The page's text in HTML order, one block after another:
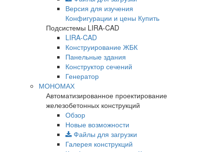
Версия для изучения
Конфигурации и цены Купить
Подсистемы LIRA-CAD
LIRA-CAD
Конструирование ЖБК
Панельные здания
Конструктор сечений
Генератор
МОНОМАХ
Автоматизированное проектирование
железобетонных конструкций
Обзор
Новые возможности
Файлы для загрузки
Галерея конструкций